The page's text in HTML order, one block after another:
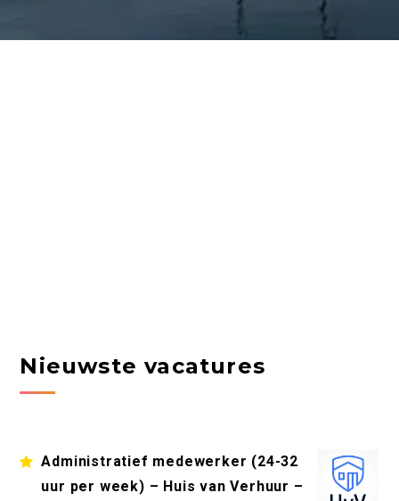
Nieuwste vacatures
Administratief medewerker (24-32
uur per week) – Huis van Verhuur –